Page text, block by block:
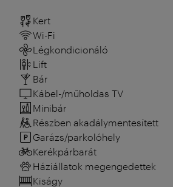
Kert
Wi-Fi
Légkondicionáló
Lift
Bár
Kábel-/műholdas TV
Minibár
Részben akadálymentesített
Garázs/parkolóhely
Kerékpárbarát
Háziállatok megengedettek
Kiságy